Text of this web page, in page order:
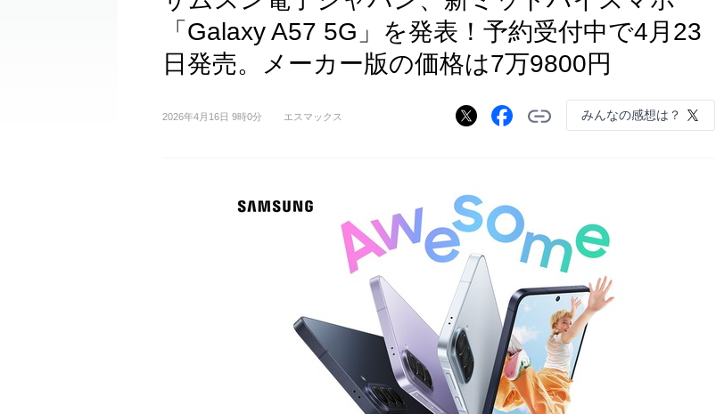
「Galaxy A57 5G」を発表！予約受付中で4月23
日発売。メーカー版の価格は7万9800円
2026年4月16日 9時0分 エスマックス みんなの感想は？